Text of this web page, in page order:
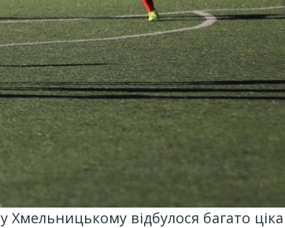
Хмельницькому відбулося багато